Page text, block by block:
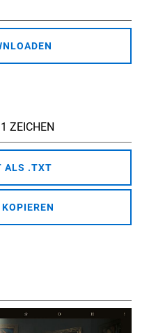
ZEICHEN
ALS .TXT